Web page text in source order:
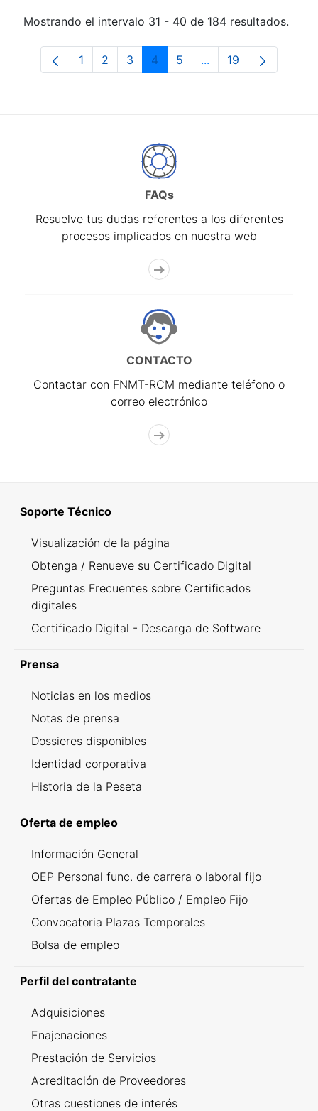
Mostrando el intervalo 31 - 40 de 184 resultados.
Página
1 Página
2 Página
3 Página
4 Página
5 ...Páginas intermedias
Página
19
FAQs
Resuelve tus dudas referentes a los diferentes
procesos implicados en nuestra web
CONTACTO
Contactar con FNMT-RCM mediante teléfono o
correo electrónico
Soporte Técnico
Visualización de la página
Obtenga / Renueve su Certificado Digital
Preguntas Frecuentes sobre Certificados
digitales
Certificado Digital - Descarga de Software
Prensa
Noticias en los medios
Notas de prensa
Dossieres disponibles
Identidad corporativa
Historia de la Peseta
Oferta de empleo
Información General
OEP Personal func. de carrera o laboral fijo
Ofertas de Empleo Público / Empleo Fijo
Convocatoria Plazas Temporales
Bolsa de empleo
Perfil del contratante
Adquisiciones
Enajenaciones
Prestación de Servicios
Acreditación de Proveedores
Otras cuestiones de interés